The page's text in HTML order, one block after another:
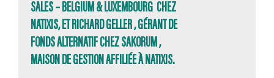
SALES – BELGIUM & LUXEMBOURG CHEZ
NATIXIS, ET RICHARD GELLER , GÉRANT DE
FONDS ALTERNATIF CHEZ SAKORUM ,
MAISON DE GESTION AFFILIÉE À NATIXIS.